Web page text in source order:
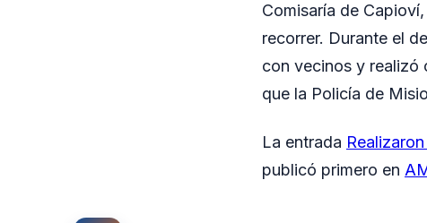
Comisaría de
recorrer. Durante el
con vecinos y realizó
que la Policía de
La entrada
publicó primero en